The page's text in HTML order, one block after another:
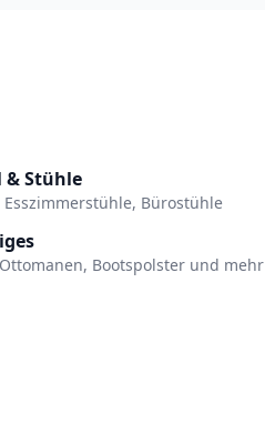
& Stühle
Esszimmerstühle, Bürostühle
Bootspolster und mehr